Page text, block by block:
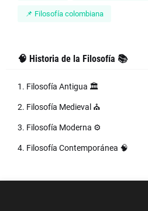
📌 Filosofía colombiana
🧠 Historia de la Filosofía 📚
1. Filosofía Antigua 🏛️
2. Filosofía Medieval ⛪
3. Filosofía Moderna ⚙️
4. Filosofía Contemporánea 🧠